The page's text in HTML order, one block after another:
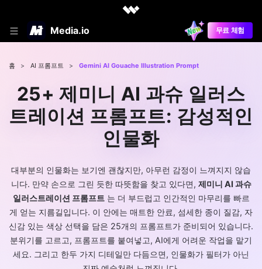
Media.io 무료 체험
홈 > AI 프롬프트 > Gemini AI Gouache Illustration Prompt
25+ 제미니 AI 과슈 일러스
트레이션 프롬프트: 감성적인
인물화
대부분의 인물화는 보기엔 괜찮지만, 아무런 감정이 느껴지지 않습
니다. 만약 손으로 그린 듯한 따뜻함을 찾고 있다면, 제미니 AI 과슈
일러스트레이션 프롬프트는 더 부드럽고 인간적인 마무리를 빠르
게 얻는 지름길입니다. 이 안에는 매트한 안료, 섬세한 종이 질감, 자
신감 있는 색상 선택을 담은 25개의 프롬프트가 준비되어 있습니다.
분위기를 고르고, 프롬프트를 붙여넣고, AI에게 어려운 작업을 맡기
세요. 그리고 한두 가지 디테일만 다듬으면, 인물화가 필터가 아닌